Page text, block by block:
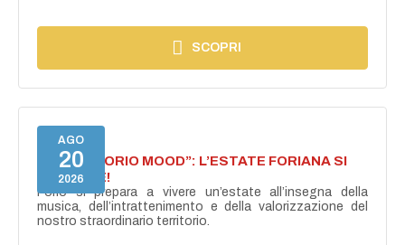
SCOPRI
AGO
20
2026
NASCE “FORIO MOOD”: L’ESTATE FORIANA SI
ACCENDE!
Forio si prepara a vivere un’estate all’insegna della
musica, dell’intrattenimento e della valorizzazione del
nostro straordinario territorio.